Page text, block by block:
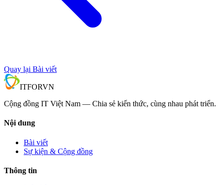
Quay lại Bài viết
ITFORVN
Cộng đồng IT Việt Nam — Chia sẻ kiến thức, cùng nhau phát triển.
Nội dung
Bài viết
Sự kiện & Cộng đồng
Thông tin